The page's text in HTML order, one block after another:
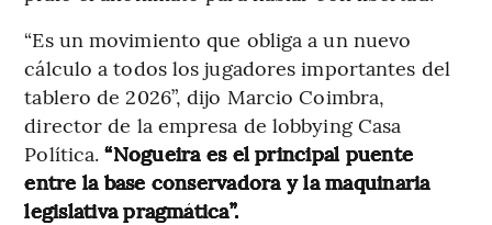
“Es un movimiento que obliga a un nuevo
cálculo a todos los jugadores importantes del
tablero de 2026”, dijo Marcio Coimbra,
director de la empresa de lobbying Casa
Política.“Nogueira es el principal puente
entre la base conservadora y la maquinaria
legislativa pragmática”.